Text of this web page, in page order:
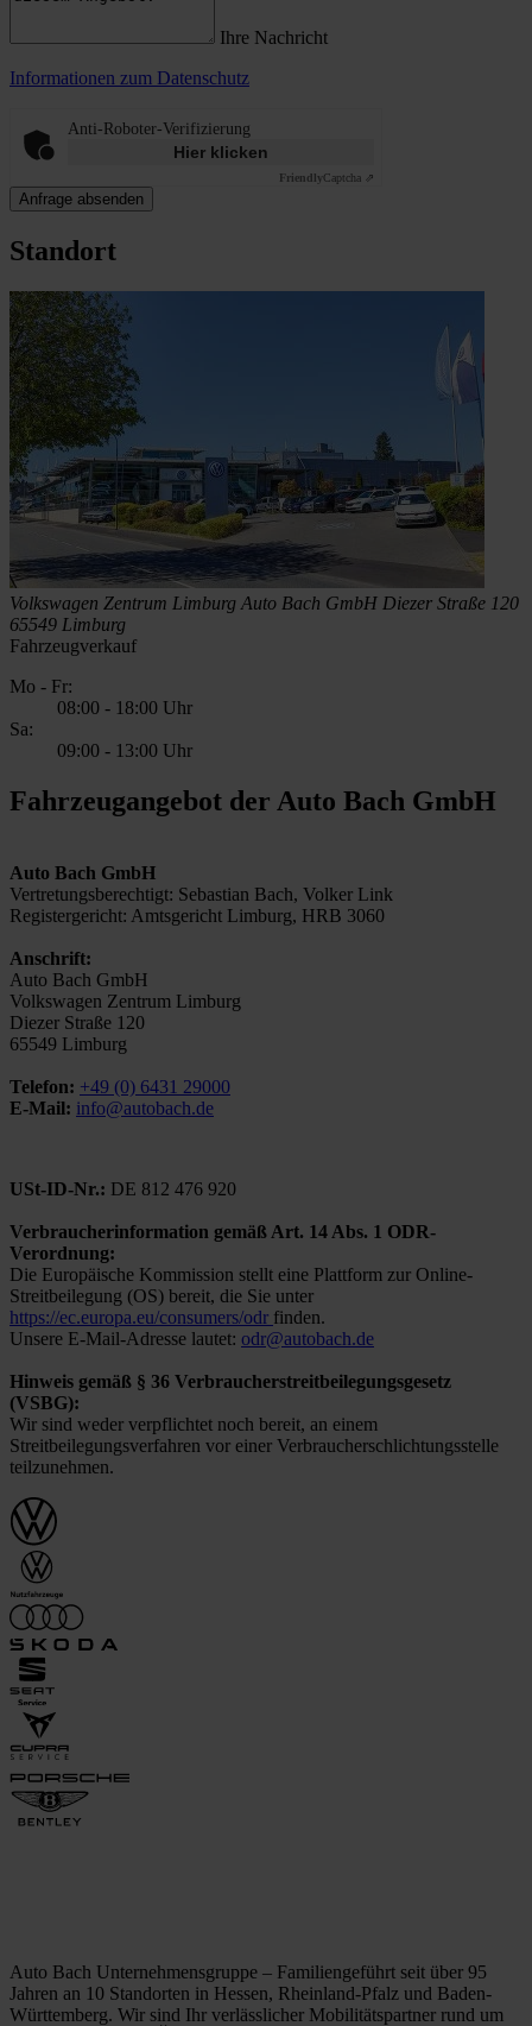
Ihre Nachricht
Informationen zum Datenschutz
Anti-Roboter-Verifizierung
Hier klicken
FriendlyCaptcha ⇗
Anfrage absenden
Standort
Volkswagen Zentrum Limburg Auto Bach GmbH Diezer Straße 120
65549 Limburg
Fahrzeugverkauf
Mo - Fr:
08:00 - 18:00 Uhr
Sa:
09:00 - 13:00 Uhr
Fahrzeugangebot der Auto Bach GmbH
Auto Bach GmbH
Vertretungsberechtigt: Sebastian Bach, Volker Link
Registergericht: Amtsgericht Limburg, HRB 3060
Anschrift:
Auto Bach GmbH
Volkswagen Zentrum Limburg
Diezer Straße 120
65549 Limburg
Telefon: +49 (0) 6431 29000
E-Mail: info@autobach.de
USt-ID-Nr.: DE 812 476 920
Verbraucherinformation gemäß Art. 14 Abs. 1 ODR-
Verordnung:
Die Europäische Kommission stellt eine Plattform zur Online-
Streitbeilegung (OS) bereit, die Sie unter
https://ec.europa.eu/consumers/odr finden.
Unsere E-Mail-Adresse lautet: odr@autobach.de
Hinweis gemäß § 36 Verbraucherstreitbeilegungsgesetz
(VSBG):
Wir sind weder verpflichtet noch bereit, an einem
Streitbeilegungsverfahren vor einer Verbraucherschlichtungsstelle
teilzunehmen.
Auto Bach Unternehmensgruppe – Familiengeführt seit über 95
Jahren an 10 Standorten in Hessen, Rheinland-Pfalz und Baden-
Württemberg. Wir sind Ihr verlässlicher Mobilitätspartner rund um